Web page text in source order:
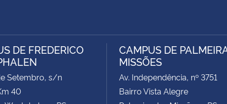
DE FREDERICO
Setembro, s/n
40
CAMPUS DE
MISSÕES
Av. Independência, nº 3751
Bairro Vista Alegre